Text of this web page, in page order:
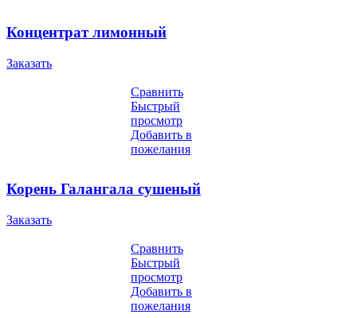
Концентрат лимонный
Заказать
Сравнить
Быстрый
просмотр
Добавить в
пожелания
Корень Галангала сушеный
Заказать
Сравнить
Быстрый
просмотр
Добавить в
пожелания